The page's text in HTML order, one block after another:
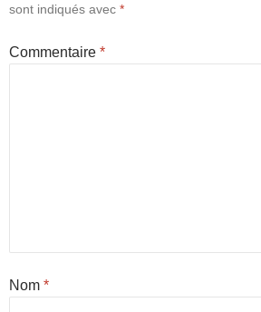
sont indiqués avec *
Commentaire *
Nom *